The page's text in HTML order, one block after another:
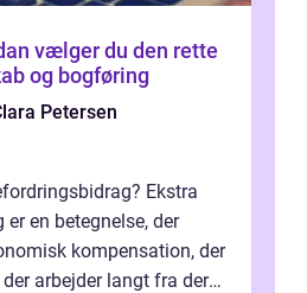
vælger du den rette
og bogføring
Petersen
Ekstra
en betegnelse, der
kompensation, der
arbejder langt fra deres